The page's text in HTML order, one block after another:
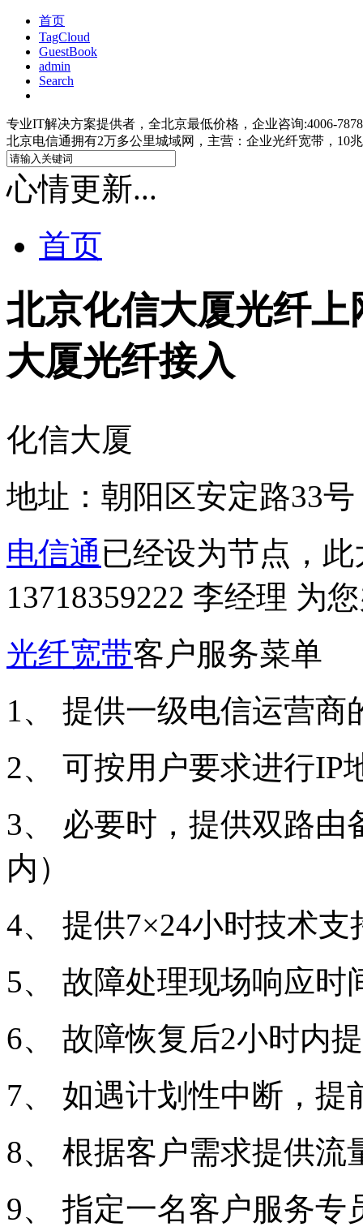
首页
TagCloud
GuestBook
admin
Search
专业IT解决方案提供者，全北京最低价格，企业咨询:4006-
北京电信通拥有2万多公里城域网，主营：企业光纤宽带，10
心情更新...
首页
北京化信大厦光纤
大厦光纤接入
化信大厦
地址：朝阳区安定路33号
电信通已经设为节点，
13718359222 李经理 为
光纤宽带客户服务菜单
1、 提供一级电信运营商
2、 可按用户要求进行IP
3、 必要时，提供双路
内）
4、 提供7×24小时技术支
5、 故障处理现场响应时
6、 故障恢复后2小时内
7、 如遇计划性中断，提
8、 根据客户需求提供流
9、 指定一名客户服务专